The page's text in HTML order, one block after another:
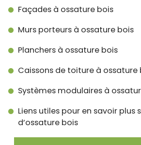
Façades à ossature bois
Murs porteurs à ossature bois
Planchers à ossature bois
Caissons de toiture à ossature
Systèmes modulaires à
Liens utiles pour en savoir plus
d’ossature bois